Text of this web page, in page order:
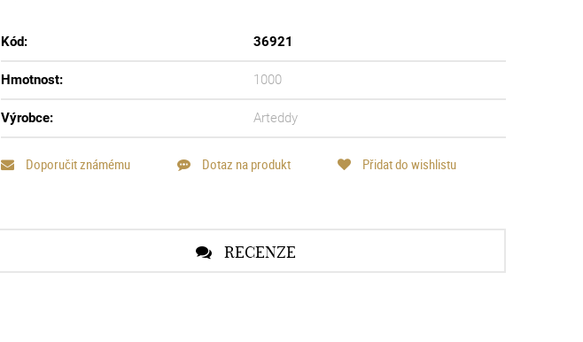
Kód: 36921
Hmotnost: 1000
Výrobce: Arteddy
Doporučit známému Dotaz na produkt Přidat do wishlistu
RECENZE